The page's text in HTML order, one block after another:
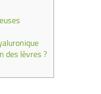
des lèvres ?